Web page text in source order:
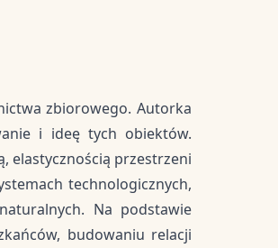
zbiorowego. Autorka
i ideę tych obiektów.
elastycznością przestrzeni
technologicznych,
Na podstawie
budowaniu relacji